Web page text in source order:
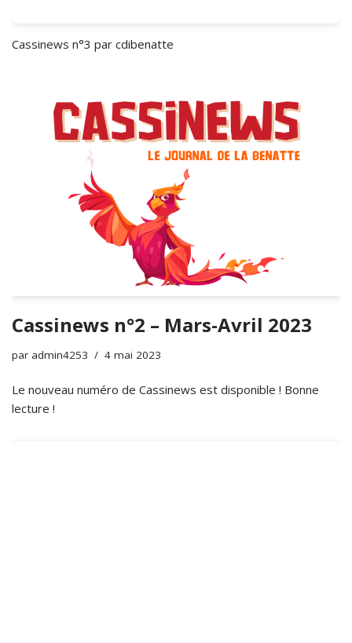
Cassinews n°3 par cdibenatte
Cassinews n°2 – Mars-Avril 2023
par admin4253 4 mai 2023
Le nouveau numéro de Cassinews est disponible ! Bonne
lecture !